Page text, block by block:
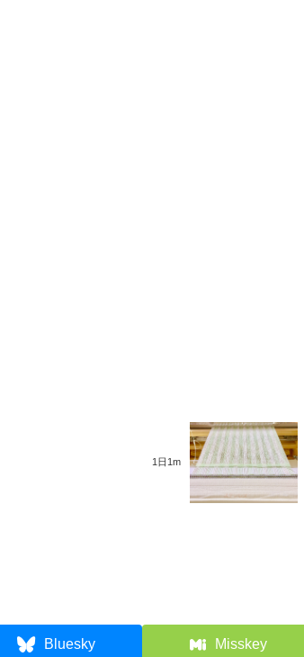
1日1m
Bluesky Misskey